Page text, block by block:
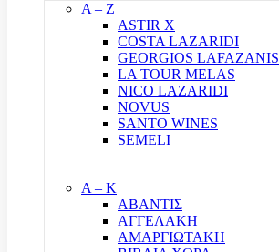
A – Z
ASTIR X
COSTA LAZARIDI
GEORGIOS LAFAZANIS
LA TOUR MELAS
NICO LAZARIDI
NOVUS
SANTO WINES
SEMELI
Α – Κ
ΑΒΑΝΤΙΣ
ΑΓΓΕΛΑΚΗ
ΑΜΑΡΓΙΩΤΑΚΗ